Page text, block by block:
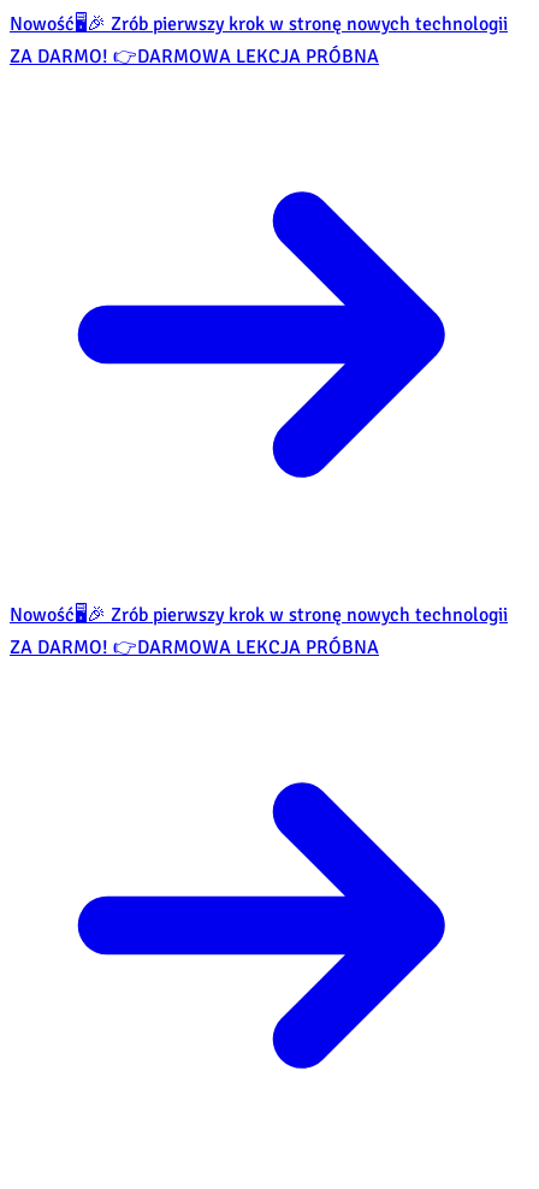
Nowość🖥️🎉 Zrób pierwszy krok w stronę nowych technologii
ZA DARMO! 👉DARMOWA LEKCJA PRÓBNA
Nowość🖥️🎉 Zrób pierwszy krok w stronę nowych technologii
ZA DARMO! 👉DARMOWA LEKCJA PRÓBNA